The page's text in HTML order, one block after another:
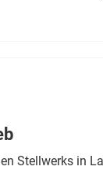
Stellwerks in